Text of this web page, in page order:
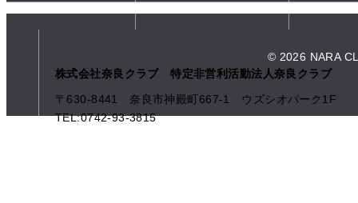
株式会社奈良クラブ 特定非営利活動法人奈良クラブ
〒630-8441 奈良市神殿町667-1
ウズシオパーク1F
TEL:0742-93-3815
© 2026 NARA